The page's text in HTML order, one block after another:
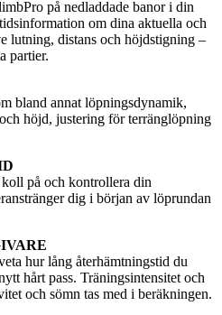
på nedladdade banor i din
om dina aktuella och
lutning, distans och höjdstigning –
partier.
bland annat löpningsdynamik,
höjd, justering för terränglöpning
på och kontrollera din
dig i början av löprundan
hur lång återhämtningstid du
hårt pass. Träningsintensitet och
och sömn tas med i beräkningen.